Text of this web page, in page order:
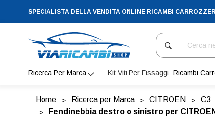
SPECIALISTA DELLA VENDITA ONLINE RICAMBI
Cerca
Ricerca Per Marca Kit Viti Per Fissaggi Ricambi
Home Ricerca per Marca CITROEN C3
Fendinebbia destro o sinistro per